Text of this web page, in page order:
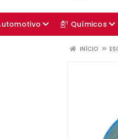
Químicos
INÍCIO